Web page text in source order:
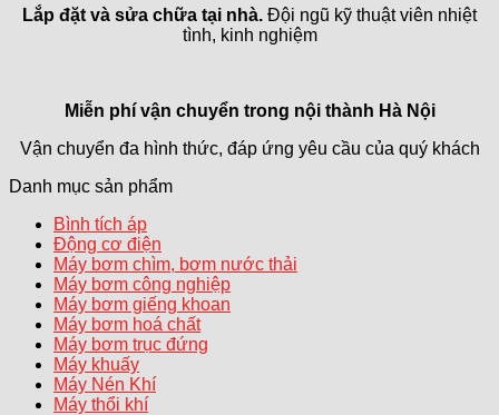
Lắp đặt và sửa chữa tại nhà. Đội ngũ kỹ thuật viên nhiệt
tình, kinh nghiệm
Miễn phí vận chuyển trong nội thành Hà Nội
Vận chuyển đa hình thức, đáp ứng yêu cầu của quý khách
Danh mục sản phẩm
Bình tích áp
Động cơ điện
Máy bơm chìm, bơm nước thải
Máy bơm công nghiệp
Máy bơm giếng khoan
Máy bơm hoá chất
Máy bơm trục đứng
Máy khuấy
Máy Nén Khí
Máy thổi khí